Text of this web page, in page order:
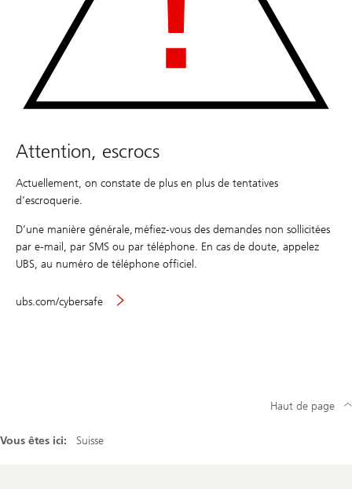
Attention, escrocs
Actuellement, on constate de plus en plus de tentatives
d’escroquerie.
D’une manière générale, méfiez-vous des demandes non sollicitées
par e-mail, par SMS ou par téléphone. En cas de doute, appelez
UBS, au numéro de téléphone officiel.
ubs.com/cybersafe
Vous êtes ici: Suisse
Haut de page